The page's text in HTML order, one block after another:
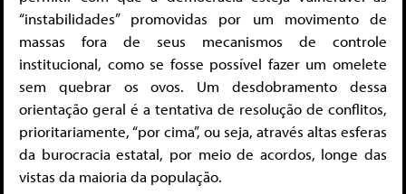
“instabilidades” promovidas por um movimento de
massas fora de seus mecanismos de controle
institucional, como se fosse possível fazer um omelete
sem quebrar os ovos. Um desdobramento dessa
orientação geral é a tentativa de resolução de conflitos,
prioritariamente, “por cima”, ou seja, através altas esferas
da burocracia estatal, por meio de acordos, longe das
vistas da maioria da população.